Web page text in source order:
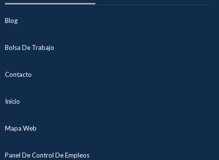
Blog
Bolsa De Trabajo
Contacto
Inicio
Mapa Web
Panel De Control De Empleos